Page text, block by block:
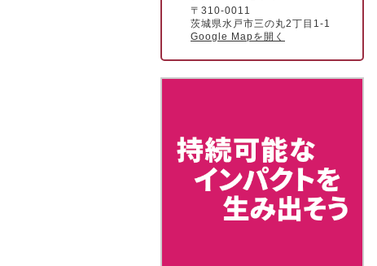
〒310-0011
茨城県水戸市三の丸2丁目1-1
Google Mapを開く